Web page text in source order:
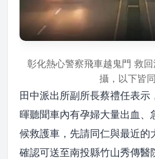
彰化熱心警察飛車越鬼門 救
攝，以下皆同
田中派出所副所長蔡禮任表示
暉聽聞車內有孕婦大量出血、
候救護車，先請同仁與最近的
確認可送至南投縣竹山秀傳醫